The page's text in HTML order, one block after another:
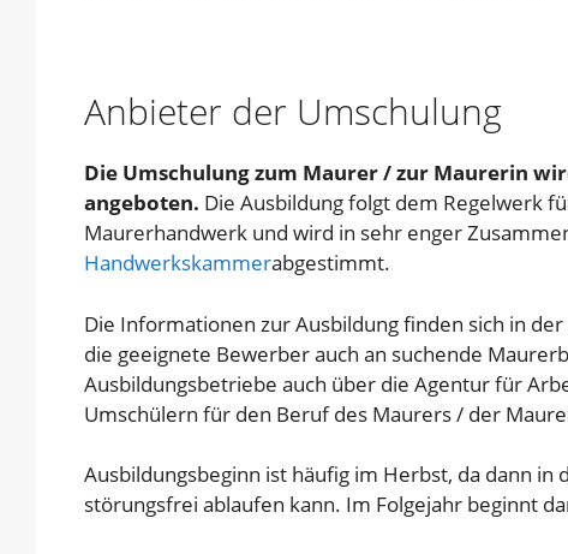
Anbieter der Umschulung
Die Umschulung zum Maurer / zur Maurerin
angeboten. Die Ausbildung folgt dem Regelwerk
Maurerhandwerk und wird in sehr enger
Handwerkskammerabgestimmt.
Die Informationen zur Ausbildung finden sich in
die geeignete Bewerber auch an suchende
Ausbildungsbetriebe auch über die Agentur für
Umschülern für den Beruf des Maurers / der
Ausbildungsbeginn ist häufig im Herbst, da dann
störungsfrei ablaufen kann. Im Folgejahr beginnt